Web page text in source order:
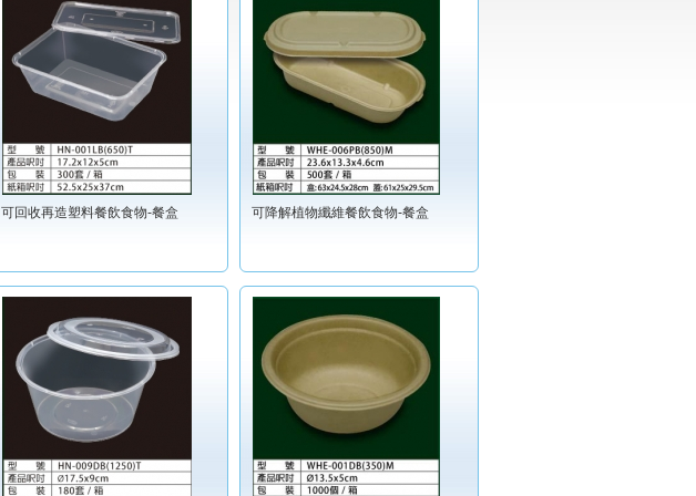
可回收再造塑料餐飲食物-餐盒 可降解植物纖維餐飲食物-餐盒